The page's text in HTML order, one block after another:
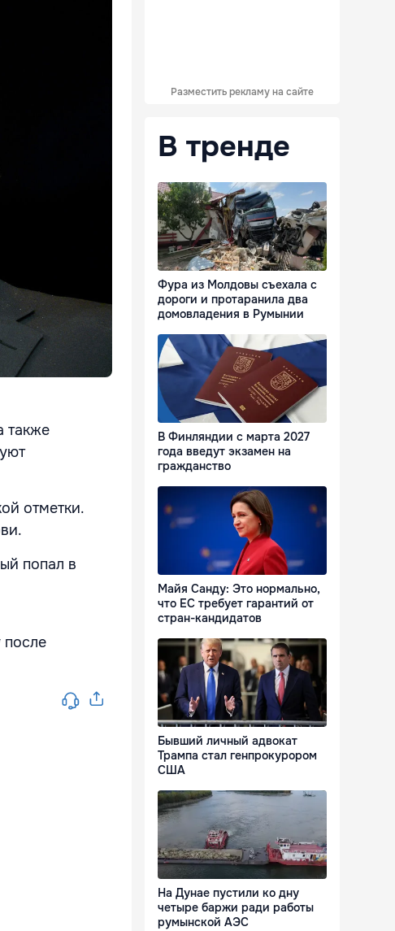
также
отметки.
попал в
после
Разместить рекламу на сайте
В тренде
Фура из Молдовы съехала с
дороги и протаранила два
домовладения в Румынии
В Финляндии с марта 2027
года введут экзамен на
гражданство
Майя Санду: Это нормально,
что ЕС требует гарантий от
стран-кандидатов
Бывший личный адвокат
Трампа стал генпрокурором
США
На Дунае пустили ко дну
четыре баржи ради работы
румынской АЭС